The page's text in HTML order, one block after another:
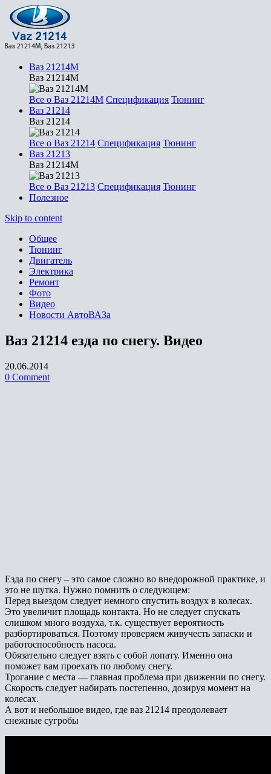
Ваз 21214М
Ваз 21214М
Все о Ваз 21214М Спецификация Тюнинг
Ваз 21214
Ваз 21214
Все о Ваз 21214 Спецификация Тюнинг
Ваз 21213
Ваз 21214М
Все о Ваз 21213 Спецификация Тюнинг
Полезное
Skip to content
Общее
Тюнинг
Двигатель
Электрика
Ремонт
Фото
Видео
Новости АвтоВАЗа
Ваз 21214 езда по снегу. Видео
20.06.2014
0 Comment
Езда по снегу – это самое сложно во внедорожной практике, и
это не шутка. Нужно помнить о следующем:
Перед выездом следует немного спустить воздух в колесах.
Это увеличит площадь контакта. Но не следует спускать
слишком много воздуха, т.к. существует вероятность
разбортироваться. Поэтому проверяем живучесть запаски и
работоспособность насоса.
Обязательно следует взять с собой лопату. Именно она
поможет вам проехать по любому снегу.
Трогание с места — главная проблема при движении по снегу.
Скорость следует набирать постепенно, дозируя момент на
колесах.
А вот и небольшое видео, где ваз 21214 преодолевает
снежные сугробы